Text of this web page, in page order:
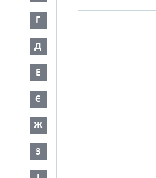
Г
Д
Е
Є
Ж
З